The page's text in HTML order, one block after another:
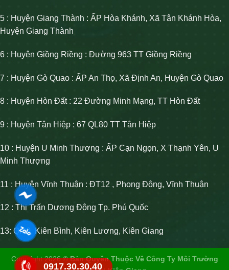
5 : Huyện Giang Thành : ẤP Hòa Khánh, Xã Tân Khánh Hòa,
Huyện Giang Thành
6 : Huyện Giồng Riềng : Đường 963 TT Giồng Riềng
7 : Huyện Gò Quao : ẤP An Thọ, Xã Định An, Huyện Gò Quao
8 : Huyện Hòn Đất : 22 Đường Minh Mạng, TT Hòn Đất
9 : Huyện Tân Hiệp : 67 QL80 TT Tân Hiệp
10 : Huyện U Minh Thượng : ẤP Cạn Ngọn, X Thạnh Yên, U
Minh Thượng
11 : Huyện Vĩnh Thuận : ĐT12 , Phong Đông, Vĩnh Thuận
12 : Thị Trấn Dương Đông Tp. Phú Quốc
13: Ql80, Kiên Bình, Kiên Lương, Kiên Giang
Copyright 2026 ©Bản Quyền Thuộc Về Công Ty Môi Trường
0917.30.30.40